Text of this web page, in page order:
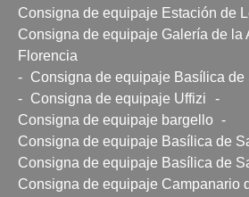
Consigna de equipaje Estación de
Consigna de equipaje Galería de la
Florencia
-
Consigna de equipaje Basílica de
-
Consigna de equipaje Uffizi
-
Consigna de equipaje bargello -
Consigna de equipaje Basílica de
Consigna de equipaje Basílica de
Consigna de equipaje Campanario